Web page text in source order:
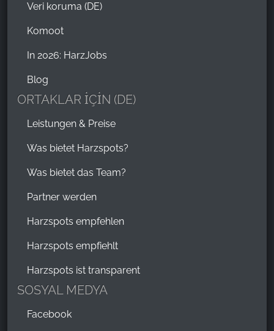
Veri koruma (DE)
Komoot
In 2026: HarzJobs
Blog
ORTAKLAR İÇİN (DE)
Leistungen & Preise
Was bietet Harzspots?
Was bietet das Team?
Partner werden
Harzspots empfehlen
Harzspots empfiehlt
Harzspots ist transparent
SOSYAL MEDYA
Facebook